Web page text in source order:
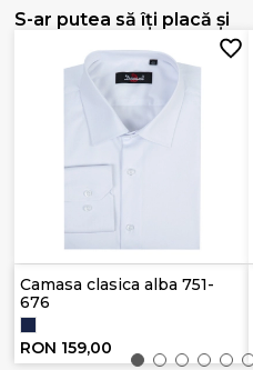
S-ar putea să îți placă și
Camasa clasica alba 751-
676
RON 159,00